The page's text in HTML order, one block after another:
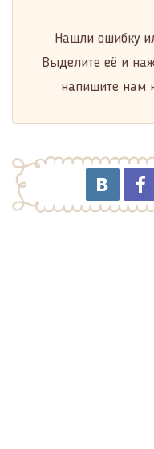
Нашли ошибку
Выделите её и
напишите нам